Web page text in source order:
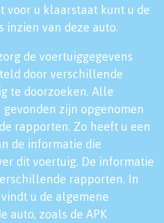
voor u klaarstaat kunt u de
inzien van deze auto.
de voertuiggegevens
door verschillende
te doorzoeken. Alle
gevonden zijn opgenomen
rapporten. Zo heeft u een
de informatie die
dit voertuig. De informatie
rapporten. In
u de algemene
auto, zoals de APK